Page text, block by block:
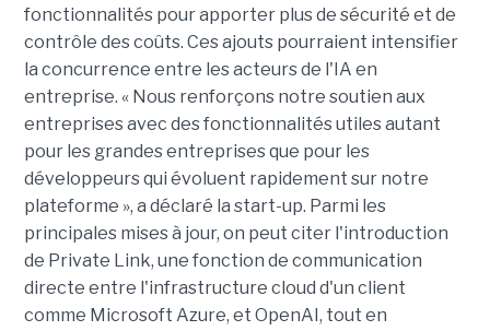
fonctionnalités pour apporter plus de sécurité et de
contrôle des coûts. Ces ajouts pourraient intensifier
la concurrence entre les acteurs de l'IA en
entreprise. « Nous renforçons notre soutien aux
entreprises avec des fonctionnalités utiles autant
pour les grandes entreprises que pour les
développeurs qui évoluent rapidement sur notre
plateforme », a déclaré la start-up. Parmi les
principales mises à jour, on peut citer l'introduction
de Private Link, une fonction de communication
directe entre l'infrastructure cloud d'un client
comme Microsoft Azure, et OpenAI, tout en